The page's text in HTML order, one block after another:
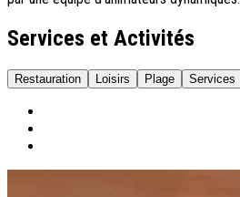
Services et Activités
Restauration Loisirs Plage Services